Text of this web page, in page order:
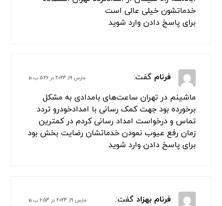
خدماتشون خیلی عالی است
برای پاسخ دادن وارد شوید
فرنام گفت: مارس 19, 2024 در 5:26 ب.ظ
ماشینم در تهران ساعت‌های بامدادی به مشکل
برخورده بود جهت کمک رسانی با امدادخودرو تردد
تماس و درخواست امداد رسانی کردم در کمترین
زمان رفع عیوب نمودن خدماتشان رضایت بخش بود
برای پاسخ دادن وارد شوید
فرنام بهزاد گفت: مارس 19, 2024 در 6:53 ب.ظ